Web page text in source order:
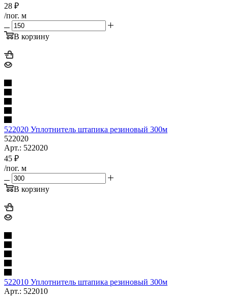
28 ₽
/пог. м
В корзину
522020 Уплотнитель штапика резиновый 300м
522020
Арт.: 522020
45 ₽
/пог. м
В корзину
522010 Уплотнитель штапика резиновый 300м
Арт.: 522010